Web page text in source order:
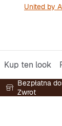
United by
Kup ten look
Bezpłatna
Zwrot